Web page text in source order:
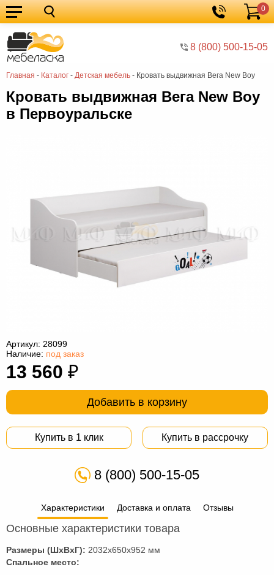
8 (800) 500-15-05
Корзина
0
Главная - Каталог - Детская мебель - Кровать выдвижная Вега New Boy
Кухонные
гарнитуры
Мебель
для
кухни
Мебель
для
спальни
Кровати
Шкафы
Диваны
компьютер
для
ванной
Мебель
трансформер
Матрасы
мешки
Мебель
из
Садовая
Кровать выдвижная Вега New Boy
в Первоуральске
Артикул: 28099
Наличие: под заказ
13 560 ₽
Добавить в корзину
Купить в 1 клик Купить в рассрочку
8 (800) 500-15-05
Характеристики Доставка и оплата Отзывы
Основные характеристики товара
Размеры (ШхВхГ): 2032х650х952 мм
Спальное место: